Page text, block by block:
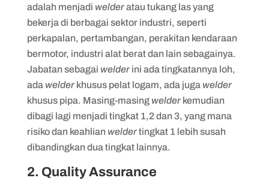
adalah menjadi welderatau tukang las yang
bekerja di berbagai sektor industri, seperti
perkapalan, pertambangan, perakitan kendaraan
bermotor, industri alat berat dan lain sebagainya.
Jabatan sebagai welderini ada tingkatannya loh,
ada welder khusus pelat logam, ada juga welder
khusus pipa. Masing-masing welder kemudian
dibagi lagi menjadi tingkat 1,2 dan 3, yang mana
risiko dan keahlian weldertingkat 1 lebih susah
dibandingkan dua tingkat lainnya.
2. Quality Assurance